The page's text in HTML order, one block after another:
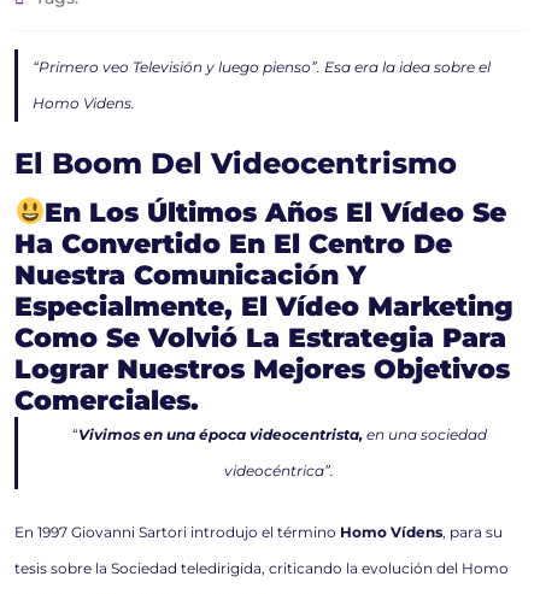
“Primero veo Televisión y luego pienso”. Esa era la idea sobre el
Homo Videns.
El Boom Del Videocentrismo
En Los Últimos Años El Vídeo Se
Ha Convertido En El Centro De
Nuestra Comunicación Y
Especialmente, El Vídeo Marketing
Como Se Volvió La Estrategia Para
Lograr Nuestros Mejores Objetivos
Comerciales.
“Vivimos en una época videocentrista, en una sociedad
videocéntrica”.
En 1997 Giovanni Sartori introdujo el término Homo Vídens, para su
tesis sobre la Sociedad teledirigida, criticando la evolución del Homo